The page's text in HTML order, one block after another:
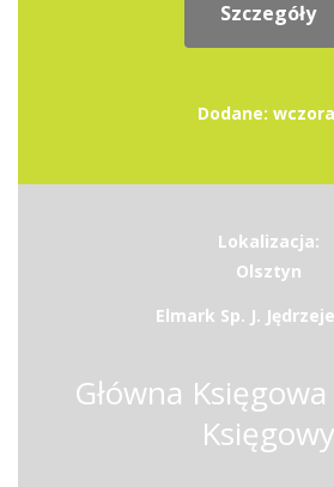
Szczegóły
Dodane:
Lokalizacja:
Olsztyn
Elmark Sp. J.
Główna
Księgowy